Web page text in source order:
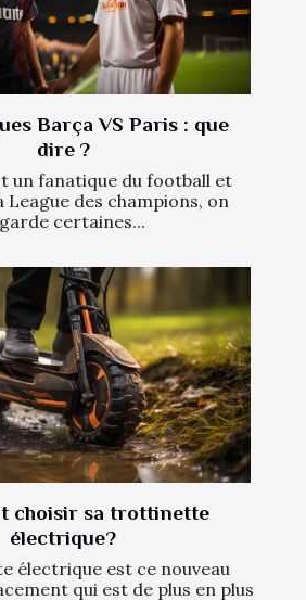
Barça VS Paris : que
dire ?
un fanatique du football et
League des champions, on
certaines...
choisir sa trottinette
électrique?
électrique est ce nouveau
qui est de plus en plus